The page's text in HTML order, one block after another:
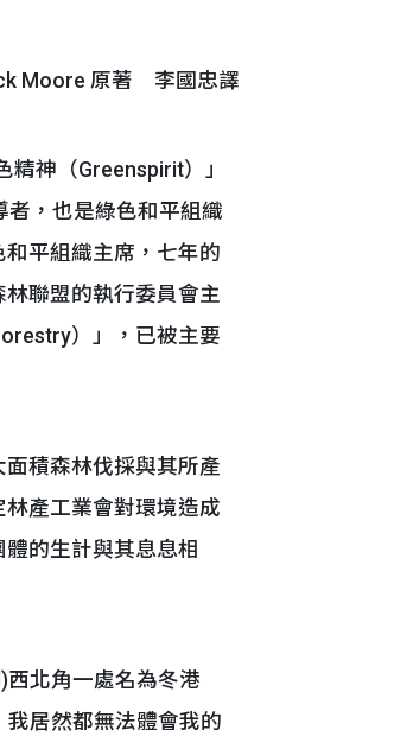
Moore 原著 李國忠譯
神（Greenspirit）」
者，也是綠色和平組織
平組織主席，七年的
聯盟的執行委員會主
）」，已被主要
積森林伐採與其所產
產工業會對環境造成
的生計與其息息相
北角一處名為冬港
居然都無法體會我的